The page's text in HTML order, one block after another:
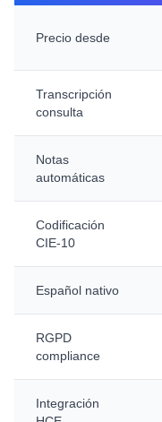
Precio desde
Transcripción
consulta
Notas
automáticas
Codificación
CIE-10
Español nativo
RGPD
compliance
Integración